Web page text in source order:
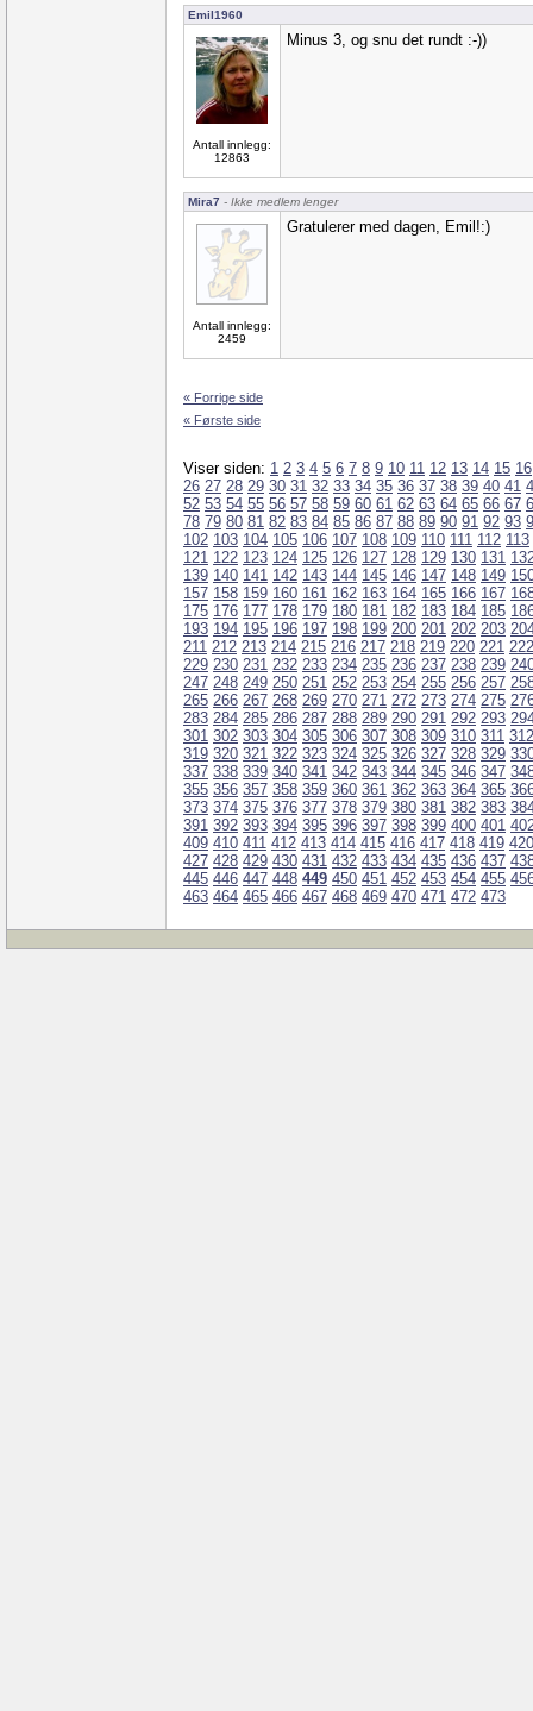
Emil1960
Antall innlegg:
12863
Minus 3, og snu det rundt :-))
Mira7 - Ikke medlem lenger
Antall innlegg:
2459
Gratulerer med dagen, Emil!:)
« Forrige side
« Første side
Viser siden: 1 2 3 4 5 6 7 8 9 10 11 12 13 14 15 16
26 27 28 29 30 31 32 33 34 35 36 37 38 39 40 41
52 53 54 55 56 57 58 59 60 61 62 63 64 65 66 67
78 79 80 81 82 83 84 85 86 87 88 89 90 91 92 93
102 103 104 105 106 107 108 109 110 111 112 113
121 122 123 124 125 126 127 128 129 130 131
139 140 141 142 143 144 145 146 147 148 149
157 158 159 160 161 162 163 164 165 166 167
175 176 177 178 179 180 181 182 183 184 185
193 194 195 196 197 198 199 200 201 202 203
211 212 213 214 215 216 217 218 219 220 221 222
229 230 231 232 233 234 235 236 237 238 239
247 248 249 250 251 252 253 254 255 256 257
265 266 267 268 269 270 271 272 273 274 275
283 284 285 286 287 288 289 290 291 292 293
301 302 303 304 305 306 307 308 309 310 311 312
319 320 321 322 323 324 325 326 327 328 329
337 338 339 340 341 342 343 344 345 346 347
355 356 357 358 359 360 361 362 363 364 365
373 374 375 376 377 378 379 380 381 382 383
391 392 393 394 395 396 397 398 399 400 401
409 410 411 412 413 414 415 416 417 418 419 420
427 428 429 430 431 432 433 434 435 436 437
445 446 447 448 449 450 451 452 453 454 455
463 464 465 466 467 468 469 470 471 472 473